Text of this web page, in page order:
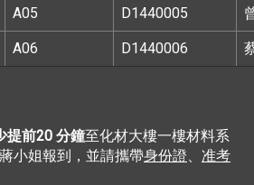
A05 D1440005
A06 D1440006
提前20 分鐘至化材大樓一樓材料系
小姐報到，並請攜帶身份證
准考